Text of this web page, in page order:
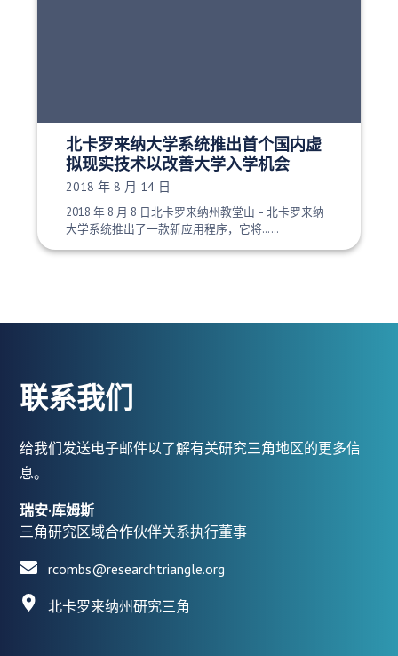
北卡罗来纳大学系统推出首个国内虚
拟现实技术以改善大学入学机会
发布日期：
2018 年 8 月 14 日
2018 年 8 月 8 日北卡罗来纳州教堂山 – 北卡罗来纳
大学系统推出了一款新应用程序，它将……
联系我们
给我们发送电子邮件以了解有关研究三角地区的更多信
息。
瑞安·库姆斯
三角研究区域合作伙伴关系执行董事
rcombs@researchtriangle.org
北卡罗来纳州研究三角